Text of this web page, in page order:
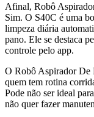
Afinal, Robô
Sim. O S40C é uma
limpeza diária
pano. Ele se destaca
controle pelo app.
O Robô Aspirador De
quem tem rotina
Pode não ser ideal
não quer fazer